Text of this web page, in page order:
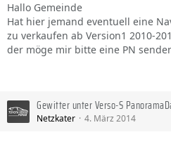
Hallo Gemeinde
Hat hier jemand eventuell eine
zu verkaufen ab Version1 2010-
der möge mir bitte eine PN
Gewitter unter Verso-S
Netzkater 4. März 2014